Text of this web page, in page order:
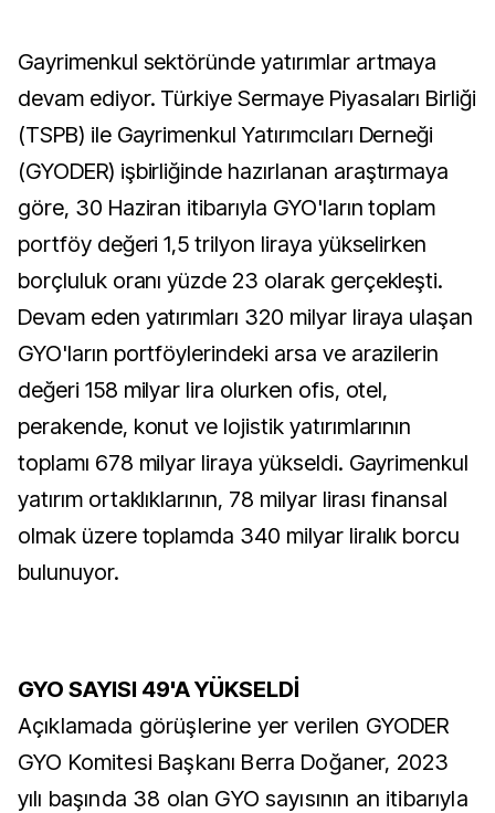
Gayrimenkul sektöründe yatırımlar artmaya
devam ediyor. Türkiye Sermaye Piyasaları Birliği
(TSPB) ile Gayrimenkul Yatırımcıları Derneği
(GYODER) işbirliğinde hazırlanan araştırmaya
göre, 30 Haziran itibarıyla GYO'ların toplam
portföy değeri 1,5 trilyon liraya yükselirken
borçluluk oranı yüzde 23 olarak gerçekleşti.
Devam eden yatırımları 320 milyar liraya ulaşan
GYO'ların portföylerindeki arsa ve arazilerin
değeri 158 milyar lira olurken ofis, otel,
perakende, konut ve lojistik yatırımlarının
toplamı 678 milyar liraya yükseldi. Gayrimenkul
yatırım ortaklıklarının, 78 milyar lirası finansal
olmak üzere toplamda 340 milyar liralık borcu
bulunuyor.
GYO SAYISI 49'A YÜKSELDİ
Açıklamada görüşlerine yer verilen GYODER
GYO Komitesi Başkanı Berra Doğaner, 2023
yılı başında 38 olan GYO sayısının an itibarıyla